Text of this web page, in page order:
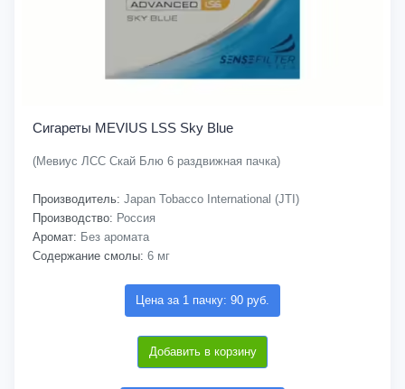
Сигареты MEVIUS LSS Sky Blue
(Мевиус ЛСС Скай Блю 6 раздвижная пачка)
Производитель: Japan Tobacco International (JTI)
Производство: Россия
Аромат: Без аромата
Содержание смолы: 6 мг
Цена за 1 пачку: 90 руб.
Добавить в корзину